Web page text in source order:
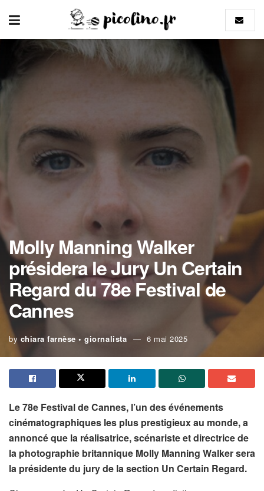
Molly Manning Walker
présidera le Jury Un Certain
Regard du 78e Festival de
Cannes
by chiara farnèse • giornalista 6 mai 2025
Le 78e Festival de Cannes, l’un des événements
cinématographiques les plus prestigieux au monde, a
annoncé que la réalisatrice, scénariste et directrice de
la photographie britannique Molly Manning Walker sera
la présidente du jury de la section Un Certain Regard.